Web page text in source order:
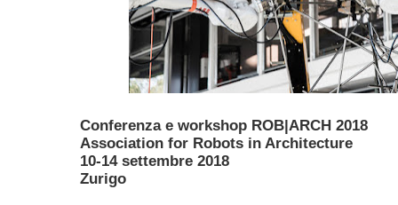
Conferenza e workshop ROB|ARCH 2018
Association for Robots in Architecture
10-14 settembre 2018
Zurigo